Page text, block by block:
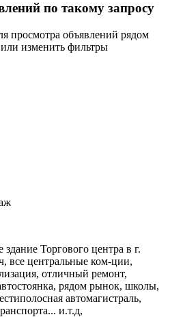
по такому запросу
просмотра объявлений рядом
изменить фильтры
Торгового центра в г.
все центральные ком-ции,
отличный ремонт,
рядом рынок, школы,
автомагистраль,
и.т.д,